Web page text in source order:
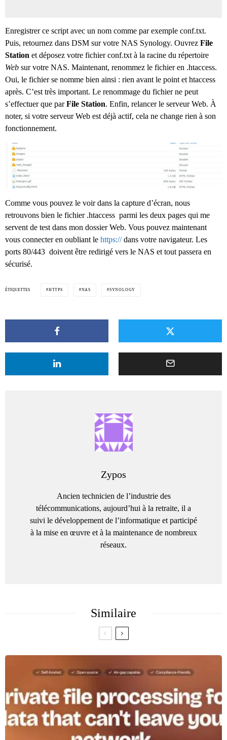
Enregistrer ce script avec un nom comme par exemple conf.txt.
Puis, retournez dans DSM sur votre NAS Synology. Ouvrez File
Station et déposez votre fichier conf.txt à la racine du répertoire
Web sur votre NAS. Maintenant, renommez le fichier en .htaccess.
Oui, le fichier se nomme bien ainsi : rien avant le point et htaccess
après. C’est très important. Le renommage du fichier ne peut
s’effectuer que parFile Station. Enfin, relancer le serveur Web. À
noter, si votre serveur Web est déjà actif, cela ne change rien à son
fonctionnement.
Comme vous pouvez le voir dans la capture d’écran, nous
retrouvons bien le fichier .htaccess parmi les deux pages qui me
servent de test dans mon dossier Web. Vous pouvez maintenant
vous connecter en oubliant le https://dans votre navigateur. Les
ports 80/443 doivent être redirigé vers le NAS et tout passera en
sécurisé.
ÉTIQUETTES HTTPS NAS SYNOLOGY
Zypos
Ancien technicien de l’industrie des
télécommunications, aujourd’hui à la retraite, il a
suivi le développement de l’informatique et participé
à la mise en œuvre et à la maintenance de nombreux
réseaux.
Similaire